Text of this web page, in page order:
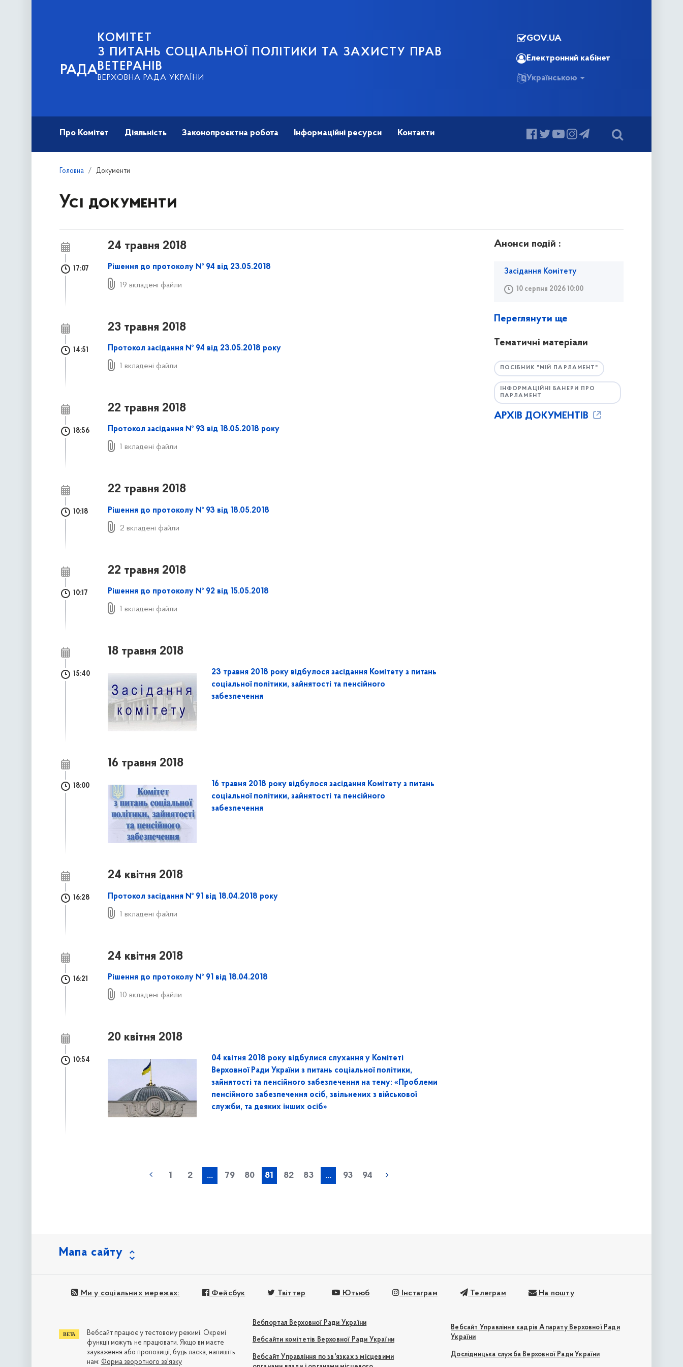
РАДА
КОМІТЕТ
З ПИТАНЬ СОЦІАЛЬНОЇ ПОЛІТИКИ ТА ЗАХИСТУ ПРАВ
ВЕТЕРАНІВ
ВЕРХОВНА РАДА УКРАЇНИ
GOV.UA
Електронний кабінет
Українською
Про Комітет Діяльність Законопроєктна робота Інформаційні ресурси Контакти
Головна Документи
Усі документи
24 травня 2018
17:07 Рішення до протоколу № 94 від 23.05.2018
19 вкладені файли
23 травня 2018
14:51 Протокол засідання № 94 від 23.05.2018 року
1 вкладені файли
22 травня 2018
18:56 Протокол засідання № 93 від 18.05.2018 року
1 вкладені файли
22 травня 2018
10:18 Рішення до протоколу № 93 від 18.05.2018
2 вкладені файли
22 травня 2018
10:17 Рішення до протоколу № 92 від 15.05.2018
1 вкладені файли
18 травня 2018
15:40
23 травня 2018 року відбулося засідання Комітету з питань
соціальної політики, зайнятості та пенсійного
забезпечення
16 травня 2018
18:00
16 травня 2018 року відбулося засідання Комітету з питань
соціальної політики, зайнятості та пенсійного
забезпечення
24 квітня 2018
16:28 Протокол засідання № 91 від 18.04.2018 року
1 вкладені файли
24 квітня 2018
16:21 Рішення до протоколу № 91 від 18.04.2018
10 вкладені файли
20 квітня 2018
10:54
04 квітня 2018 року відбулися слухання у Комітеті
Верховної Ради України з питань соціальної політики,
зайнятості та пенсійного забезпечення на тему: «Проблеми
пенсійного забезпечення осіб, звільнених з військової
служби, та деяких інших осіб»
« попередня
1 2 ... 79 80 81 82 83 ... 93 94
наступна »
Анонси подій :
Засідання Комітету
10 серпня 2026 10:00
Переглянути ще
Тематичні матеріали
ПОСІБНИК "МІЙ ПАРЛАМЕНТ"
ІНФОРМАЦІЙНІ БАНЕРИ ПРО
ПАРЛАМЕНТ
АРХІВ ДОКУМЕНТІВ
Мапа сайту
Ми у соціальних мережах: Фейсбук Твіттер Ютьюб Інстаграм Телеграм На пошту
Вебпортал Верховної Ради України
Вебсайти комітетів Верховної Ради України
Вебсайт Управління по зв'язках з місцевими
Вебсайт Управління кадрів Апарату Верховної Ради
України
Дослідницька служба Верховної Ради України
Вебсайт працює у тестовому режимі. Окремі
функції можуть не працювати. Якщо ви маєте
зауваження або пропозиції, будь ласка, напишіть
нам: Форма зворотного зв'язку